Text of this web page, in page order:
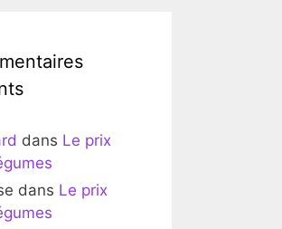
dans Le prix
dans Le prix